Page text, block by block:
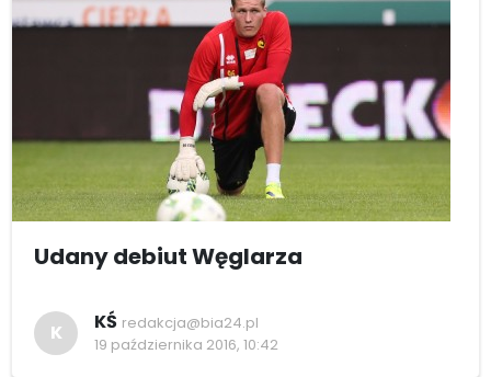
Udany debiut Węglarza
K KŚ redakcja@bia24.pl
19 października 2016, 10:42